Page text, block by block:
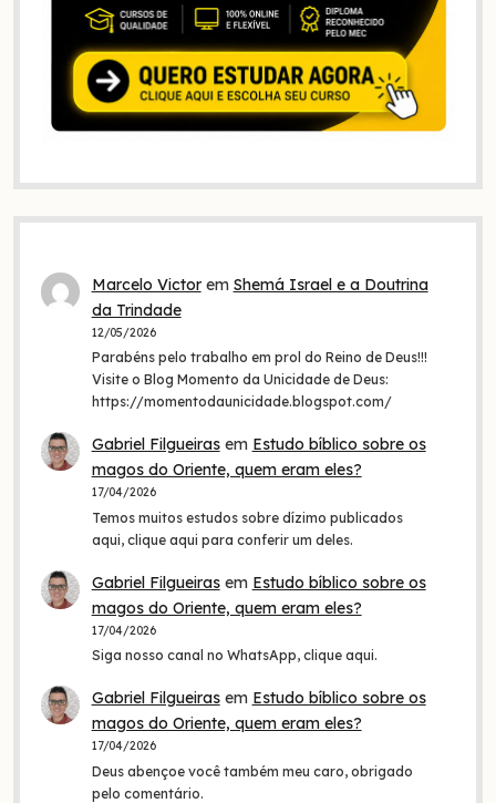
Marcelo Victorem Shemá Israel e a Doutrina
da Trindade
12/05/2026
Parabéns pelo trabalho em prol do Reino de Deus!!!
Visite o Blog Momento da Unicidade de Deus:
https://momentodaunicidade.blogspot.com/
Gabriel Filgueirasem Estudo bíblico sobre os
magos do Oriente, quem eram eles?
17/04/2026
Temos muitos estudos sobre dízimo publicados
aqui, clique aqui para conferir um deles.
Gabriel Filgueirasem Estudo bíblico sobre os
magos do Oriente, quem eram eles?
17/04/2026
Siga nosso canal no WhatsApp, clique aqui.
Gabriel Filgueirasem Estudo bíblico sobre os
magos do Oriente, quem eram eles?
17/04/2026
Deus abençoe você também meu caro, obrigado
pelo comentário.